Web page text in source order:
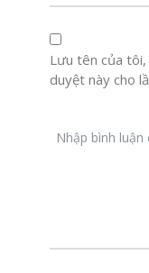
Lưu tên của
duyệt này cho